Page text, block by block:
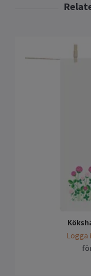
Logga